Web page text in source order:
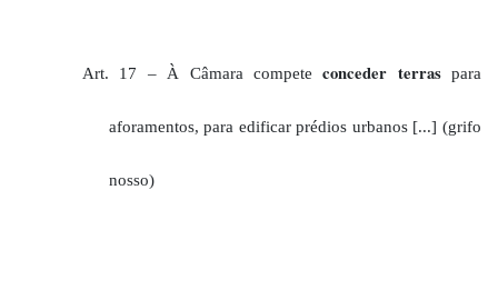
Art. 17 – À Câmara competeconceder terraspara
aforamentos, para edificar prédios urbanos [...] (grifo
nosso)